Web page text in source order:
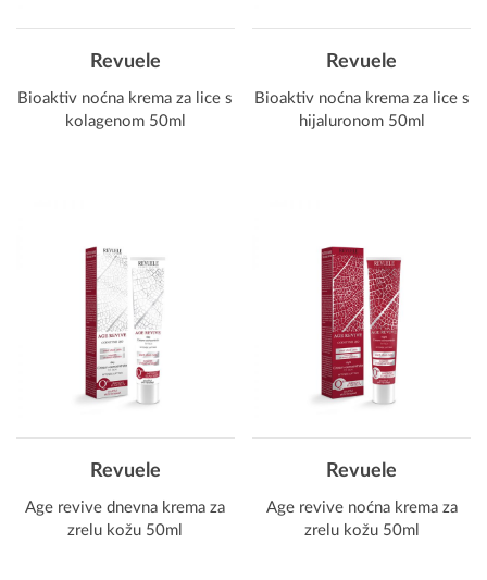
Revuele
Bioaktiv noćna krema za lice s
kolagenom 50ml
Revuele
Bioaktiv noćna krema za lice s
hijaluronom 50ml
Revuele
Age revive dnevna krema za
zrelu kožu 50ml
Revuele
Age revive noćna krema za
zrelu kožu 50ml